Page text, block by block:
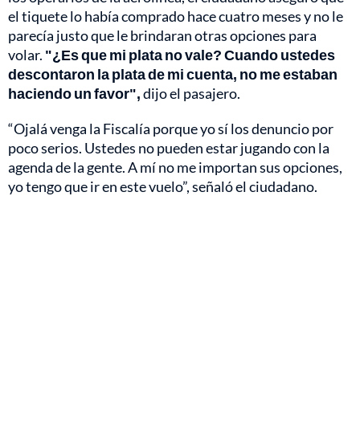
el tiquete lo había comprado hace cuatro meses y no le
parecía justo que le brindaran otras opciones para
volar. "¿Es que mi plata no vale? Cuando ustedes
descontaron la plata de mi cuenta, no me estaban
haciendo un favor",dijo el pasajero.
“Ojalá venga la Fiscalía porque yo sí los denuncio por
poco serios. Ustedes no pueden estar jugando con la
agenda de la gente. A mí no me importan sus opciones,
yo tengo que ir en este vuelo”, señaló el ciudadano.